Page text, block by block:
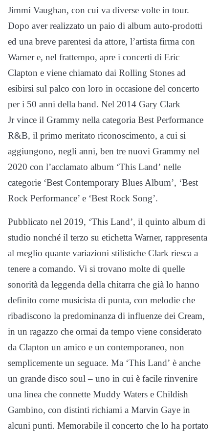
Jimmi Vaughan, con cui va diverse volte in tour.
Dopo aver realizzato un paio di album auto-prodotti
ed una breve parentesi da attore, l’artista firma con
Warner e, nel frattempo, apre i concerti di Eric
Clapton e viene chiamato dai Rolling Stones ad
esibirsi sul palco con loro in occasione del concerto
per i 50 anni della band. Nel 2014 Gary Clark
Jr vince il Grammy nella categoria Best Performance
R&B, il primo meritato riconoscimento, a cui si
aggiungono, negli anni, ben tre nuovi Grammy nel
2020 con l’acclamato album ‘This Land’ nelle
categorie ‘Best Contemporary Blues Album’, ‘Best
Rock Performance’ e ‘Best Rock Song’.
Pubblicato nel 2019, ‘This Land’, il quinto album di
studio nonché il terzo su etichetta Warner, rappresenta
al meglio quante variazioni stilistiche Clark riesca a
tenere a comando. Vi si trovano molte di quelle
sonorità da leggenda della chitarra che già lo hanno
definito come musicista di punta, con melodie che
ribadiscono la predominanza di influenze dei Cream,
in un ragazzo che ormai da tempo viene considerato
da Clapton un amico e un contemporaneo, non
semplicemente un seguace. Ma ‘This Land’ è anche
un grande disco soul – uno in cui è facile rinvenire
una linea che connette Muddy Waters e Childish
Gambino, con distinti richiami a Marvin Gaye in
alcuni punti. Memorabile il concerto che lo ha portato